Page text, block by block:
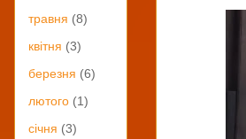
травня (8)
квітня (3)
березня (6)
лютого (1)
січня (3)